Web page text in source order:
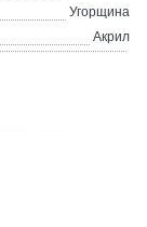
Угорщина
Акрил